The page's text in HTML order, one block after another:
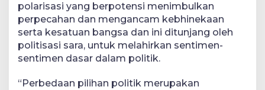
polarisasi yang berpotensi menimbulkan
perpecahan dan mengancam kebhinekaan
serta kesatuan bangsa dan ini ditunjang oleh
politisasi sara, untuk melahirkan sentimen-
sentimen dasar dalam politik.
“Perbedaan pilihan politik merupakan